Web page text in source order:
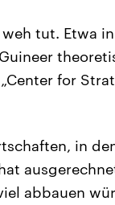
tut. Etwa
for
in
abbauen